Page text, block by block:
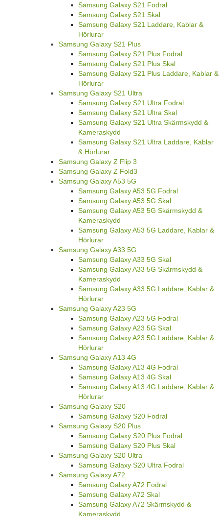
Samsung Galaxy S21 Fodral
Samsung Galaxy S21 Skal
Samsung Galaxy S21 Laddare, Kablar &
Hörlurar
Samsung Galaxy S21 Plus
Samsung Galaxy S21 Plus Fodral
Samsung Galaxy S21 Plus Skal
Samsung Galaxy S21 Plus Laddare, Kablar &
Hörlurar
Samsung Galaxy S21 Ultra
Samsung Galaxy S21 Ultra Fodral
Samsung Galaxy S21 Ultra Skal
Samsung Galaxy S21 Ultra Skärmskydd &
Kameraskydd
Samsung Galaxy S21 Ultra Laddare, Kablar
& Hörlurar
Samsung Galaxy Z Flip 3
Samsung Galaxy Z Fold3
Samsung Galaxy A53 5G
Samsung Galaxy A53 5G Fodral
Samsung Galaxy A53 5G Skal
Samsung Galaxy A53 5G Skärmskydd &
Kameraskydd
Samsung Galaxy A53 5G Laddare, Kablar &
Hörlurar
Samsung Galaxy A33 5G
Samsung Galaxy A33 5G Skal
Samsung Galaxy A33 5G Skärmskydd &
Kameraskydd
Samsung Galaxy A33 5G Laddare, Kablar &
Hörlurar
Samsung Galaxy A23 5G
Samsung Galaxy A23 5G Fodral
Samsung Galaxy A23 5G Skal
Samsung Galaxy A23 5G Laddare, Kablar &
Hörlurar
Samsung Galaxy A13 4G
Samsung Galaxy A13 4G Fodral
Samsung Galaxy A13 4G Skal
Samsung Galaxy A13 4G Laddare, Kablar &
Hörlurar
Samsung Galaxy S20
Samsung Galaxy S20 Fodral
Samsung Galaxy S20 Plus
Samsung Galaxy S20 Plus Fodral
Samsung Galaxy S20 Plus Skal
Samsung Galaxy S20 Ultra
Samsung Galaxy S20 Ultra Fodral
Samsung Galaxy A72
Samsung Galaxy A72 Fodral
Samsung Galaxy A72 Skal
Samsung Galaxy A72 Skärmskydd &
Kameraskydd